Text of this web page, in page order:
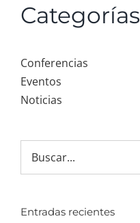
Categorías
Conferencias
Eventos
Noticias
for:
Entradas recientes